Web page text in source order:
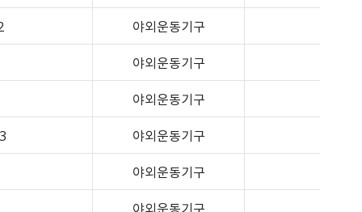
야외운동기구
야외운동기구
야외운동기구
야외운동기구
야외운동기구
야외운동기구